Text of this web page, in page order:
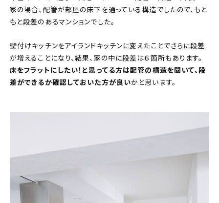
家の場合、配管が部屋の床下を通っている構造でしたので、もと
もと段差のあるマンションでした。
壁付けキッチンをアイランドキッチンに変えたことでさらに段差
が増えることになり、結果、家の中に段差は６箇所もあります。
床をフラットにしたい！と思ってる方は配管の構造を聞いて、段
差ができるか確認しておいた方が良いかと思います。